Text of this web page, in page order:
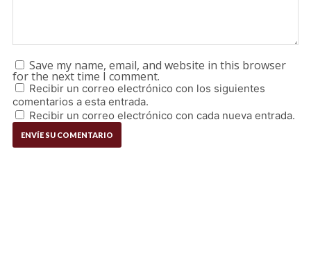
Save my name, email, and website in this browser
for the next time I comment.
Recibir un correo electrónico con los siguientes
comentarios a esta entrada.
Recibir un correo electrónico con cada nueva entrada.